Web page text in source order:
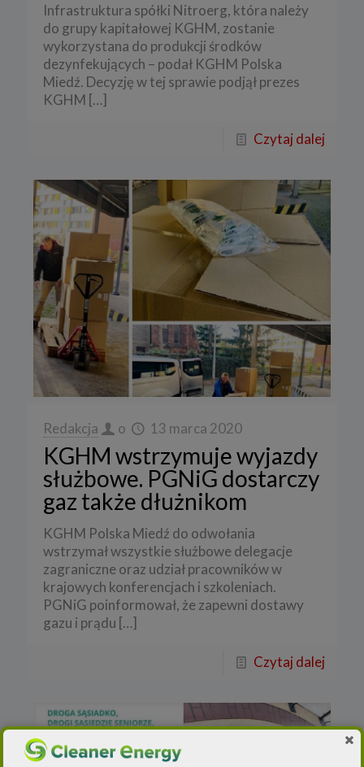
Infrastruktura spółki Nitroerg, która należy
do grupy kapitałowej KGHM, zostanie
wykorzystana do produkcji środków
dezynfekujących – podał KGHM Polska
Miedź. Decyzję w tej sprawie podjął prezes
KGHM […]
Czytaj dalej
Redakcja o 13 marca 2020
KGHM wstrzymuje wyjazdy
służbowe. PGNiG dostarczy
gaz także dłużnikom
KGHM Polska Miedź do odwołania
wstrzymał wszystkie służbowe delegacje
zagraniczne oraz udział pracowników w
krajowych konferencjach i szkoleniach.
PGNiG poinformował, że zapewni dostawy
gazu i prądu […]
Czytaj dalej